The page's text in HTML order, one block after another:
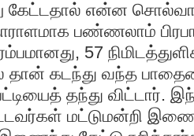
கேட்டதால் என்ன
பண்ணலாம்
57
தான் கடந்து வந்த
தந்து விட்டார்.
மட்டுமன்றி